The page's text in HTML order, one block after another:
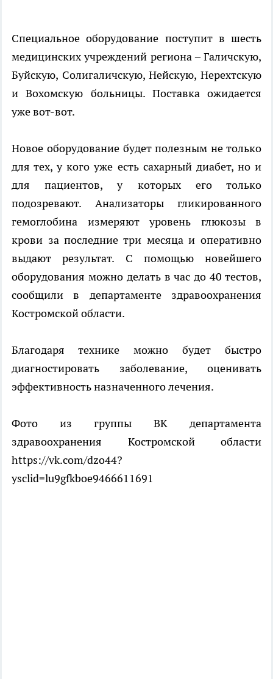
Специальное оборудование поступит в шесть
медицинских учреждений региона – Галичскую,
Буйскую, Солигаличскую, Нейскую, Нерехтскую
и Вохомскую больницы. Поставка ожидается
уже вот-вот.
Новое оборудование будет полезным не только
для тех, у кого уже есть сахарный диабет, но и
для пациентов, у которых его только
подозревают. Анализаторы гликированного
гемоглобина измеряют уровень глюкозы в
крови за последние три месяца и оперативно
выдают результат. С помощью новейшего
оборудования можно делать в час до 40 тестов,
сообщили в департаменте здравоохранения
Костромской области.
Благодаря технике можно будет быстро
диагностировать заболевание, оценивать
эффективность назначенного лечения.
Фото из группы ВК департамента
здравоохранения Костромской области
https://vk.com/dzo44?
ysclid=lu9gfkboe9466611691